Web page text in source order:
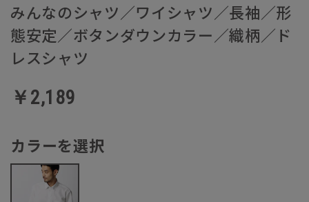
みんなのシャツ／ワイシャツ／長袖／形
態安定／ボタンダウンカラー／織柄／ド
レスシャツ
￥2,189
カラーを選択